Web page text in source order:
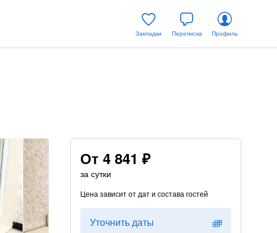
Закладки Переписка Профиль
От 4 841 ₽
за сутки
Цена зависит от дат и состава гостей
Уточнить даты